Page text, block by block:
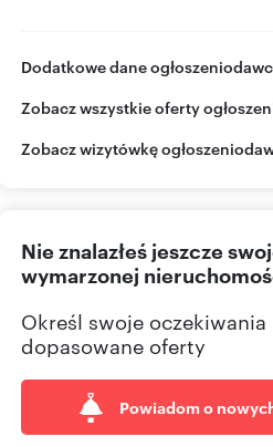
Dodatkowe dane
ul. Kwiatkowskiego 44A/1
podkarpackie
665 00 Pokaż telefon
Zobacz wszystkie oferty
Zobacz wizytówkę
Nie znalazłeś jeszcze
wymarzonej
Określ swoje
dopasowane oferty
Powiadom o